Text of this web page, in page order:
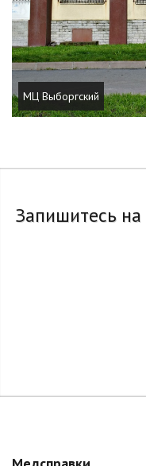
МЦ Выборгский
Запишитесь